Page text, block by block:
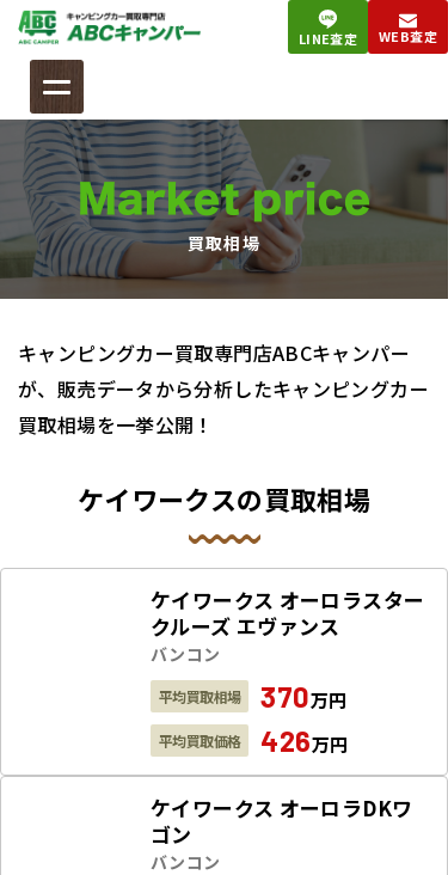
キ
ッ
プ
LINE査定 WEB査定
Market price
買取相場
キャンピングカー買取専門店ABCキャンパー
が、 販売データから分析したキャンピングカー
買取相場を一挙公開！
ケイワークスの買取相場
ケイワークス オーロラスター
クルーズ エヴァンス
バンコン
平均買取相場 370万円
平均買取価格 426万円
ケイワークス オーロラDKワ
ゴン
バンコン